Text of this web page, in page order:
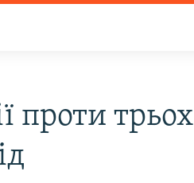
проти трьох